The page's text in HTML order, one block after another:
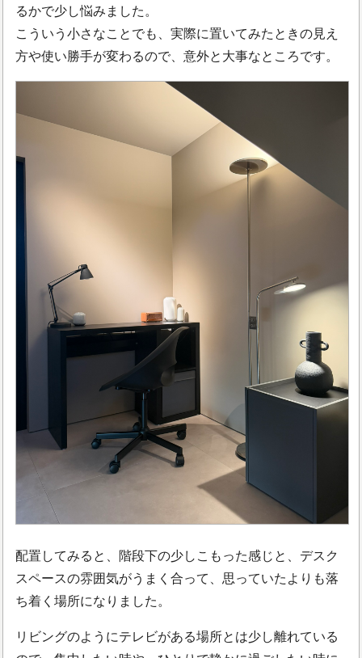
るかで少し悩みました。
こういう小さなことでも、実際に置いてみたときの見え
方や使い勝手が変わるので、意外と大事なところです。
配置してみると、階段下の少しこもった感じと、デスク
スペースの雰囲気がうまく合って、思っていたよりも落
ち着く場所になりました。
リビングのようにテレビがある場所とは少し離れている